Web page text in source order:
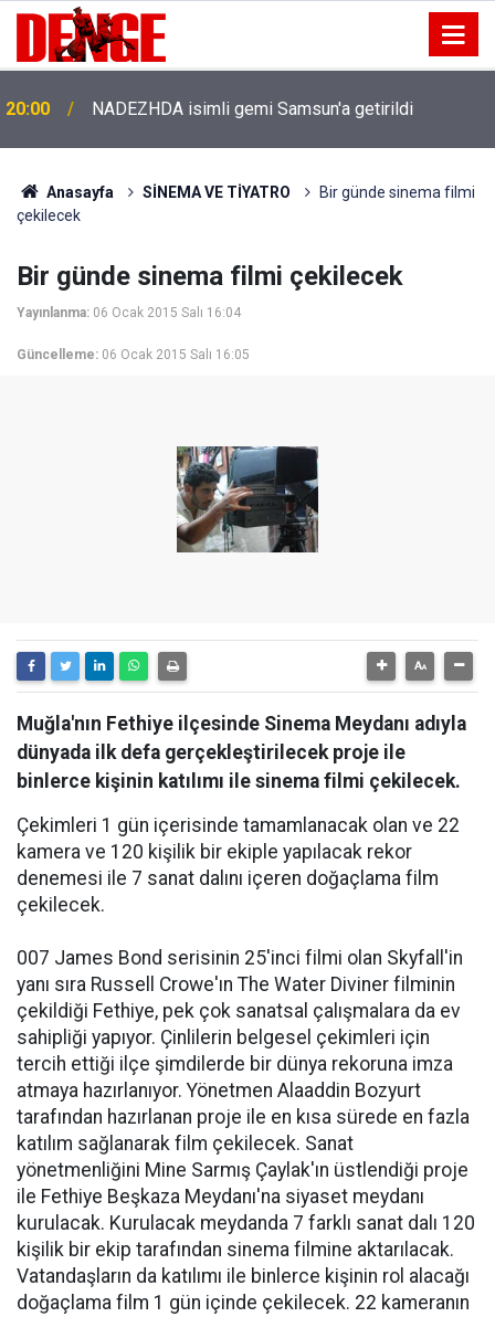
20:00 NADEZHDA isimli gemi Samsun'a getirildi
Anasayfa SİNEMA VE TİYATRO
Bir günde sinema filmi
çekilecek
Bir günde sinema filmi çekilecek
Yayınlanma: 06 Ocak 2015 Salı 16:04
Güncelleme: 06 Ocak 2015 Salı 16:05
Muğla'nın Fethiye ilçesinde Sinema Meydanı adıyla
dünyada ilk defa gerçekleştirilecek proje ile
binlerce kişinin katılımı ile sinema filmi çekilecek.
Çekimleri 1 gün içerisinde tamamlanacak olan ve 22
kamera ve 120 kişilik bir ekiple yapılacak rekor
denemesi ile 7 sanat dalını içeren doğaçlama film
çekilecek.
007 James Bond serisinin 25'inci filmi olan Skyfall'in
yanı sıra Russell Crowe'ın The Water Diviner filminin
çekildiği Fethiye, pek çok sanatsal çalışmalara da ev
sahipliği yapıyor. Çinlilerin belgesel çekimleri için
tercih ettiği ilçe şimdilerde bir dünya rekoruna imza
atmaya hazırlanıyor. Yönetmen Alaaddin Bozyurt
tarafından hazırlanan proje ile en kısa sürede en fazla
katılım sağlanarak film çekilecek. Sanat
yönetmenliğini Mine Sarmış Çaylak'ın üstlendiği proje
ile Fethiye Beşkaza Meydanı'na siyaset meydanı
kurulacak. Kurulacak meydanda 7 farklı sanat dalı 120
kişilik bir ekip tarafından sinema filmine aktarılacak.
Vatandaşların da katılımı ile binlerce kişinin rol alacağı
doğaçlama film 1 gün içinde çekilecek. 22 kameranın